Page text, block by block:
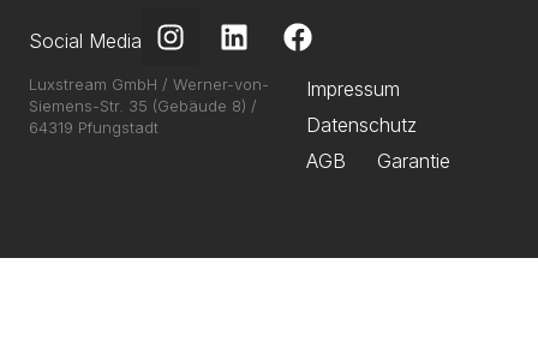
Social Media
Luxstream GmbH / Werner-von-
Siemens-Str. 35 (Gebäude 8) /
64319 Pfungstadt
Impressum
Datenschutz
AGB
Garantie